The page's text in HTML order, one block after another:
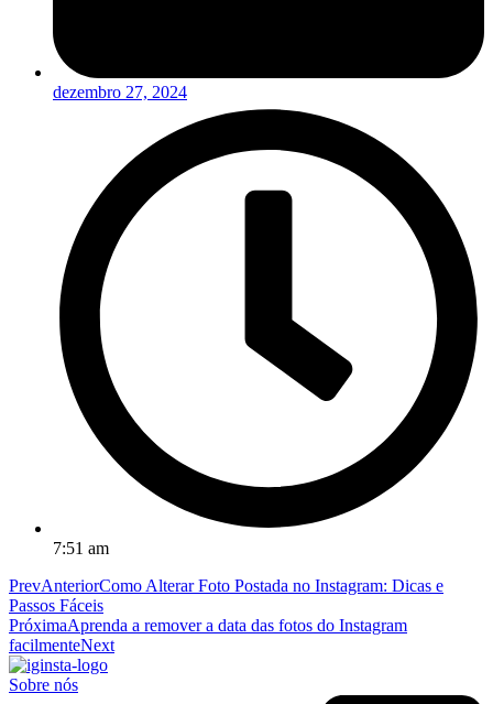
dezembro 27, 2024
7:51 am
PrevAnteriorComo Alterar Foto Postada no Instagram: Dicas e
Passos Fáceis
PróximaAprenda a remover a data das fotos do Instagram
facilmenteNext
Sobre nós